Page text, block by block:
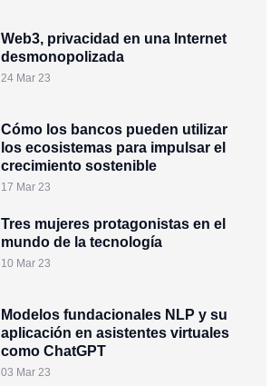
Web3, privacidad en una Internet
desmonopolizada
24 Mar 23
Cómo los bancos pueden utilizar
los ecosistemas para impulsar el
crecimiento sostenible
17 Mar 23
Tres mujeres protagonistas en el
mundo de la tecnología
10 Mar 23
Modelos fundacionales NLP y su
aplicación en asistentes virtuales
como ChatGPT
03 Mar 23